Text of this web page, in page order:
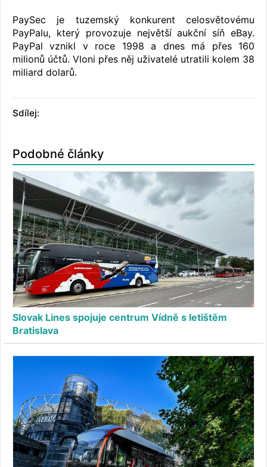
PaySec je tuzemský konkurent celosvětovému
PayPalu, který provozuje největší aukční síň eBay.
PayPal vznikl v roce 1998 a dnes má přes 160
milionů účtů. Vloni přes něj uživatelé utratili kolem 38
miliard dolarů.
Sdílej:
Podobné články
Slovak Lines spojuje centrum Vídně s letištěm
Bratislava